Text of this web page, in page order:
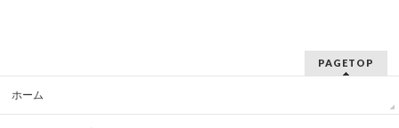
PAGETOP
ホーム